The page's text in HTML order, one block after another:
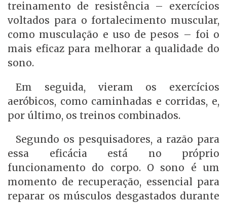
treinamento de resistência – exercícios
voltados para o fortalecimento muscular,
como musculação e uso de pesos – foi o
mais eficaz para melhorar a qualidade do
sono.
Em seguida, vieram os exercícios
aeróbicos, como caminhadas e corridas, e,
por último, os treinos combinados.
Segundo os pesquisadores, a razão para
essa eficácia está no próprio
funcionamento do corpo. O sono é um
momento de recuperação, essencial para
reparar os músculos desgastados durante